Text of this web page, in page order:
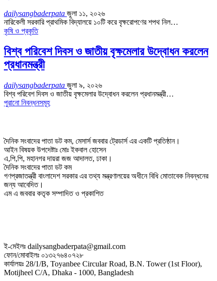
dailysangbaderpata জুলা ১১, ২০২৬
নারিকেলী সরকারি প্রাথমিক বিদ্যালয়ে ১০টি করে বৃক্ষরোপণের শপথ নিল…
কৃষি ও প্রকৃতি
বিশ্ব পরিবেশ দিবস ও জাতীয় বৃক্ষমেলার উদ্বোধন করলেন
প্রধানমন্ত্রী
dailysangbaderpata জুলা ৯, ২০২৬
বিশ্ব পরিবেশ দিবস ও জাতীয় বৃক্ষমেলার উদ্বোধন করলেন প্রধানমন্ত্রী…
পুরানো নিবন্ধনসমূহ
দৈনিক সংবাদের পাতা ডট কম, মেসার্স জববার ট্রেডার্স এর একটি প্রতিষ্ঠান।
আইন বিষয়ক উপদেষ্টাঃ মোঃ ইকবাল হোসেন
এ,পি,পি, মহানগর দায়রা জজ আদালত, ঢাকা।
দৈনিক সংবাদের পাতা ডট কম
গণপ্রজাতন্ত্রী বাংলাদেশ সরকার এর তথ্য মন্ত্রণালয়ের অধীনে বিধি মোতাবেক নিবন্ধনের
জন্য আবেদিত।
এম এ জববার কতৃক সম্পাদিত ও প্রকাশিত
ই-মেইলঃ dailysangbaderpata@gmail.com
ফোন/মোবাইলঃ ০১৩২৭৬৪০৭২৮
কার্যালয়ঃ 28/1/B, Toyanbee Circular Road, B.N. Tower (1st Floor),
Motijheel C/A, Dhaka - 1000, Bangladesh